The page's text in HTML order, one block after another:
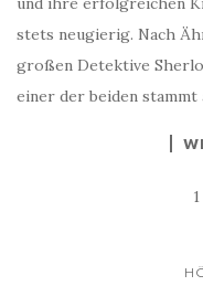
stets neugierig. Nach
großen Detektive
einer der beiden